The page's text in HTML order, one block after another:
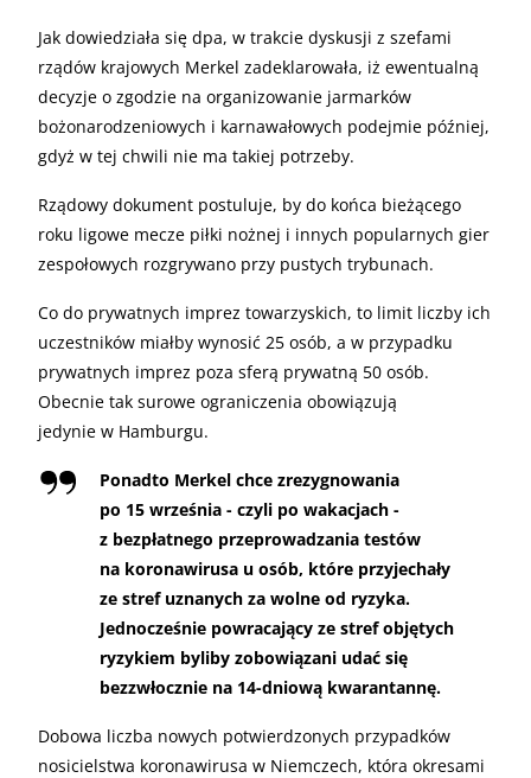
Jak dowiedziała się dpa, w trakcie dyskusji z szefami
rządów krajowych Merkel zadeklarowała, iż ewentualną
decyzje o zgodzie na organizowanie jarmarków
bożonarodzeniowych i karnawałowych podejmie później,
gdyż w tej chwili nie ma takiej potrzeby.
Rządowy dokument postuluje, by do końca bieżącego
roku ligowe mecze piłki nożnej i innych popularnych gier
zespołowych rozgrywano przy pustych trybunach.
Co do prywatnych imprez towarzyskich, to limit liczby ich
uczestników miałby wynosić 25 osób, a w przypadku
prywatnych imprez poza sferą prywatną 50 osób.
Obecnie tak surowe ograniczenia obowiązują
jedynie w Hamburgu.
Ponadto Merkel chce zrezygnowania
po 15 września - czyli po wakacjach -
z bezpłatnego przeprowadzania testów
na koronawirusa u osób, które przyjechały
ze stref uznanych za wolne od ryzyka.
Jednocześnie powracający ze stref objętych
ryzykiem byliby zobowiązani udać się
bezzwłocznie na 14-dniową kwarantannę.
Dobowa liczba nowych potwierdzonych przypadków
nosicielstwa koronawirusa w Niemczech, która okresami